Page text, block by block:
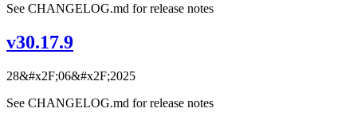
See CHANGELOG.md for release notes
v30.17.9
28&#x2F;06&#x2F;2025
See CHANGELOG.md for release notes